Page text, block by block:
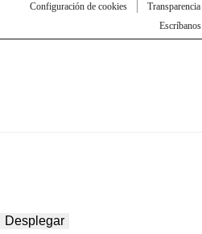
Configuración de cookies
Transparencia
Escríbanos
Desplegar